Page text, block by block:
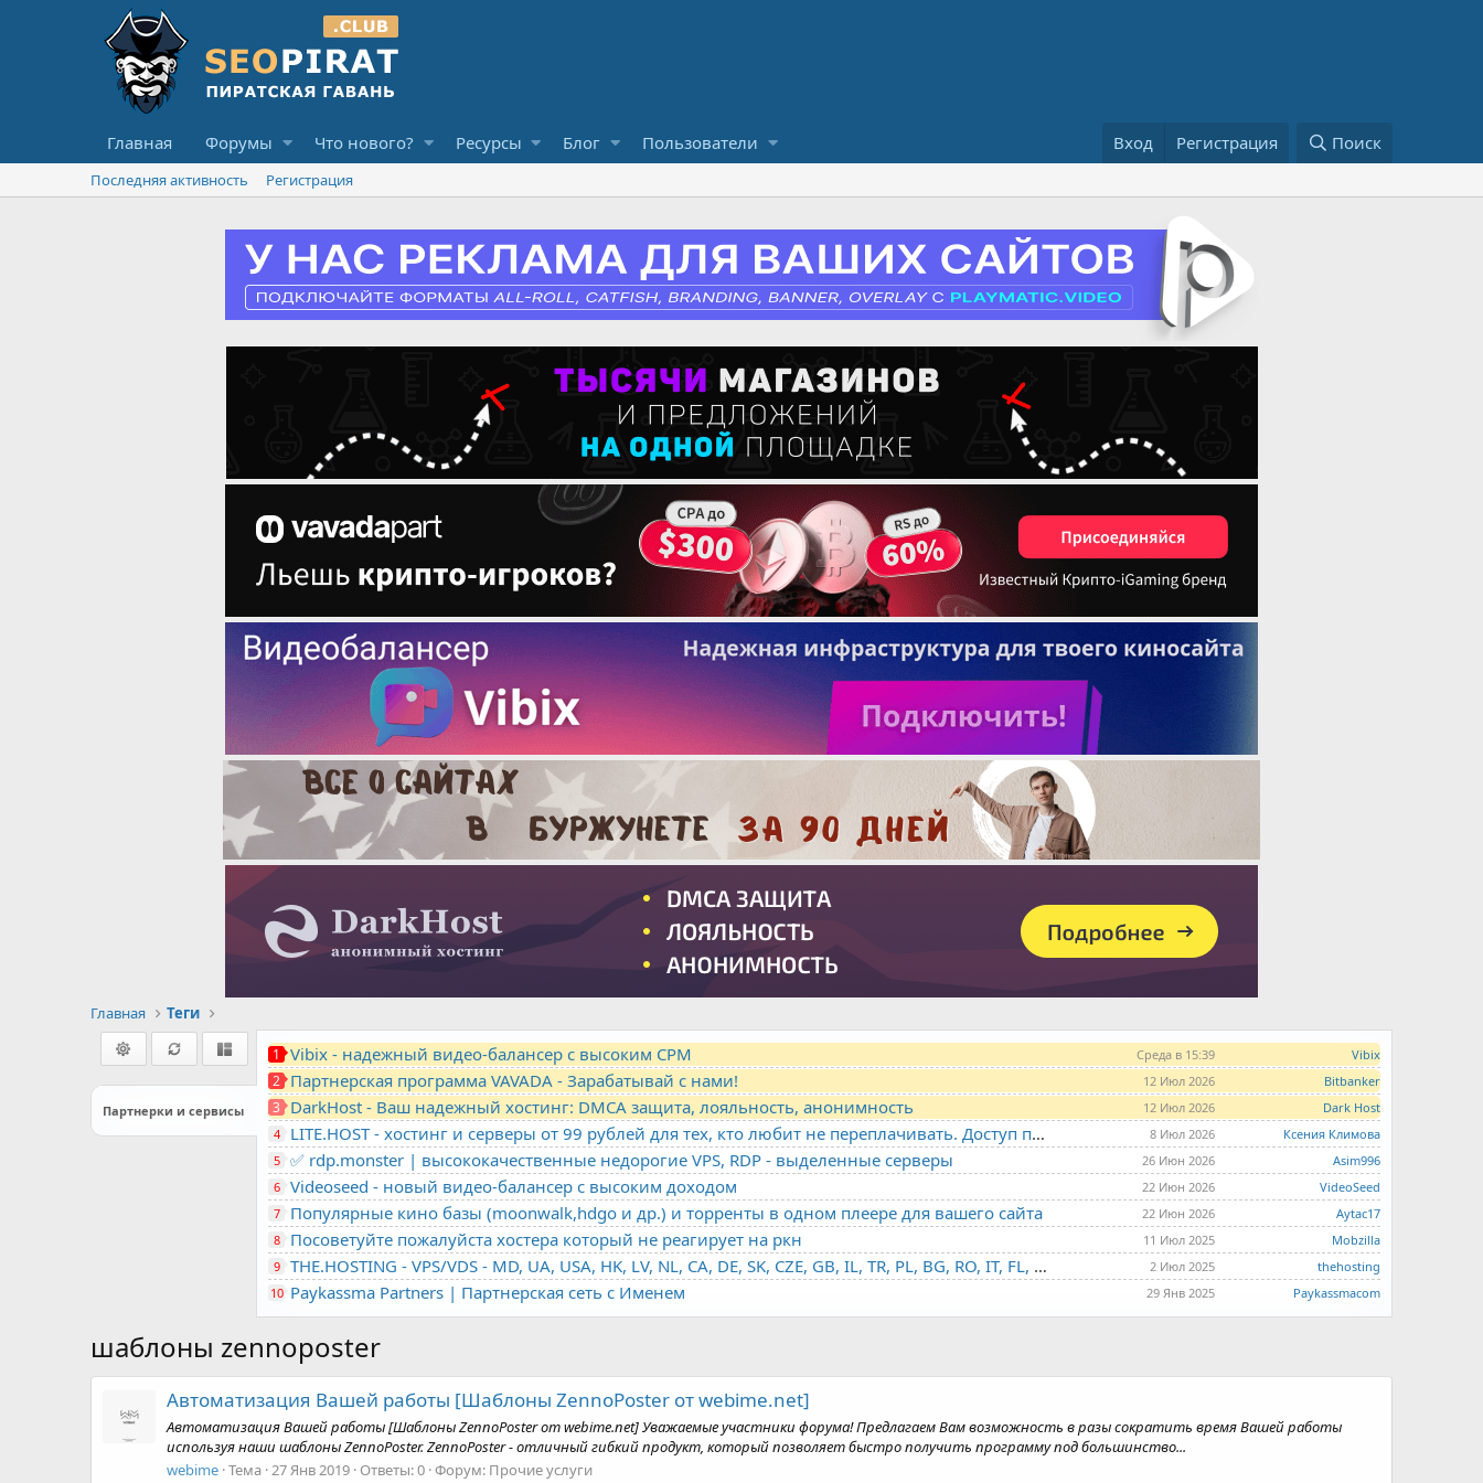
Главная Форумы Что нового? Ресурсы Блог Пользователи Вход Регистрация Поиск
Последняя активность Регистрация
Главная Теги
Партнерки и сервисы
1 Vibix - надежный видео-балансер с высоким CPM Среда в 15:39 Vibix
2 Партнерская программа VAVADA - Зарабатывай с нами! 12 Июл 2026 Bitbanker
3 DarkHost - Ваш надежный хостинг: DMCA защита, лояльность, анонимность 12 Июл 2026
Dark Host
4
LITE.HOST - хостинг и серверы от 99 рублей для тех, кто любит не переплачивать. Доступ по SSH, поддержка PHP, GIT, COMPOSER, сертификаты Let's Encrypt 8 Июл 2026
Ксения Климова
5
✅ rdp.monster | высококачественные недорогие VPS, RDP - выделенные серверы 26 Июн 2026
Asim996
6
Videoseed - новый видео-балансер с высоким доходом 22 Июн 2026
VideoSeed
7
Популярные кино базы (moonwalk,hdgo и др.) и торренты в одном плеере для вашего сайта 22 Июн 2026
Aytac17
8
Посоветуйте пожалуйста хостера который не реагирует на ркн 11 Июл 2025
Mobzilla
9
THE.HOSTING - VPS/VDS - MD, UA, USA, HK, LV, NL, CA, DE, SK, CZE, GB, IL, TR, PL, BG, RO, IT, FL, HU, PT. 2 Июл 2025
thehosting
10 Paykassma Partners | Партнерская сеть с Именем 29 Янв 2025 Paykassmacom
шаблоны zennoposter
Автоматизация Вашей работы [Шаблоны ZennoPoster от webime.net]
Автоматизация Вашей работы [Шаблоны ZennoPoster от webime.net] Уважаемые участники форума! Предлагаем Вам возможность в разы сократить время Вашей работы
используя наши шаблоны ZennoPoster. ZennoPoster - отличный гибкий продукт, который позволяет быстро получить программу под большинство...
webime Тема 27 Янв 2019 Ответы: 0 Форум: Прочие услуги